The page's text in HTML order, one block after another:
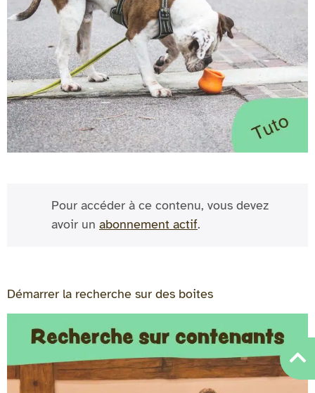
Pour accéder à ce contenu, vous devez
avoir un abonnement actif.
Démarrer la recherche sur des boites